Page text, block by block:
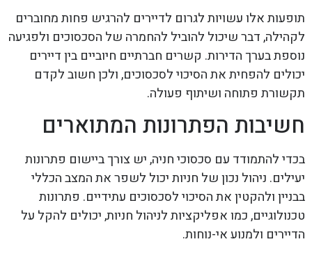
תופעות אלו עשויות לגרום לדיירים להרגיש פחות מחוברים
לקהילה, דבר שיכול להוביל להחמרה של הסכסוכים ולפגיעה
נוספת בערך הדירות. קשרים חברתיים חיוביים בין דיירים
יכולים להפחית את הסיכוי לסכסוכים, ולכן חשוב לקדם
תקשורת פתוחה ושיתוף פעולה.
חשיבות הפתרונות המתוארים
בכדי להתמודד עם סכסוכי חניה, יש צורך ביישום פתרונות
יעילים. ניהול נכון של חניות יכול לשפר את המצב הכללי
בבניין ולהקטין את הסיכוי לסכסוכים עתידיים. פתרונות
טכנולוגיים, כמו אפליקציות לניהול חניות, יכולים להקל על
הדיירים ולמנוע אי-נוחות.